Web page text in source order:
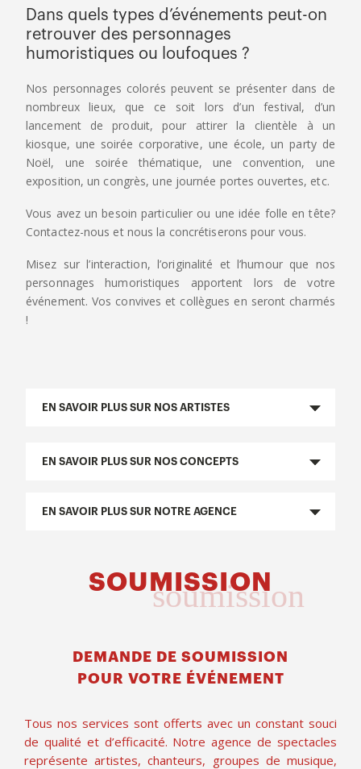
Dans quels types d’événements peut-on
retrouver des personnages
humoristiques ou loufoques ?
Nos personnages colorés peuvent se présenter dans de
nombreux lieux, que ce soit lors d’un festival, d’un
lancement de produit, pour attirer la clientèle à un
kiosque, une soirée corporative, une école, un party de
Noël, une soirée thématique, une convention, une
exposition, un congrès, une journée portes ouvertes, etc.
Vous avez un besoin particulier ou une idée folle en tête?
Contactez-nous et nous la concrétiserons pour vous.
Misez sur l’interaction, l’originalité et l’humour que nos
personnages humoristiques apportent lors de votre
événement. Vos convives et collègues en seront charmés
!
EN SAVOIR PLUS SUR NOS ARTISTES
EN SAVOIR PLUS SUR NOS CONCEPTS
EN SAVOIR PLUS SUR NOTRE AGENCE
SOUMISSION
soumission
DEMANDE DE SOUMISSION
POUR VOTRE ÉVÉNEMENT
Tous nos services sont offerts avec un constant souci
de qualité et d’efficacité. Notre agence de spectacles
représente artistes, chanteurs, groupes de musique,